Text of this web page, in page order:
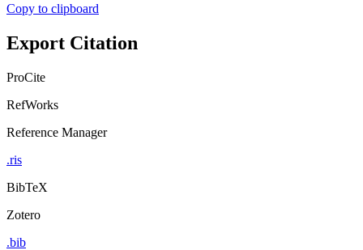
Copy to clipboard
Export Citation
ProCite
RefWorks
Reference Manager
.ris
BibTeX
Zotero
.bib